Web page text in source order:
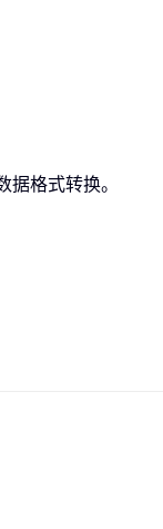
格式转换。